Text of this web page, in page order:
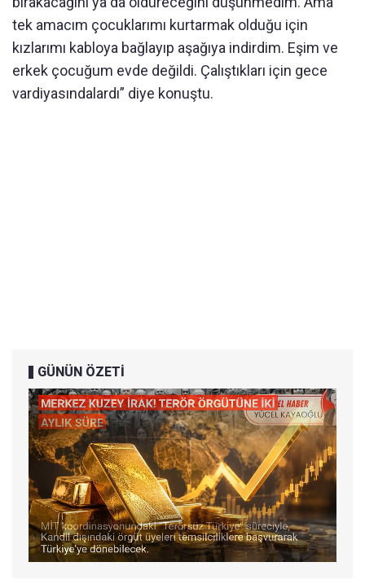
tek amacım çocuklarımı kurtarmak olduğu için
kızlarımı kabloya bağlayıp aşağıya indirdim. Eşim ve
erkek çocuğum evde değildi. Çalıştıkları için gece
vardiyasındalardı” diye konuştu.
GÜNÜN ÖZETİ